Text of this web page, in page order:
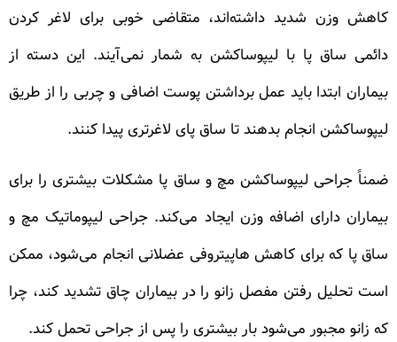
کاهش وزن شدید داشته‌اند، متقاضی خوبی برای لاغر کردن
دائمی ساق پا با لیپوساکشن به شمار نمی‌آیند. این دسته از
بیماران ابتدا باید عمل برداشتن پوست اضافی و چربی را از طریق
لیپوساکشن انجام بدهند تا ساق پای لاغرتری پیدا کنند.
ضمناً جراحی لیپوساکشن مچ و ساق پا مشکلات بیشتری را برای
بیماران دارای اضافه وزن ایجاد می‌کند. جراحی لیپوماتیک مچ و
ساق پا که برای کاهش هاپیتروفی عضلانی انجام می‌شود، ممکن
است تحلیل رفتن مفصل زانو را در بیماران چاق تشدید کند، چرا
که زانو مجبور می‌شود بار بیشتری را پس از جراحی تحمل کند.